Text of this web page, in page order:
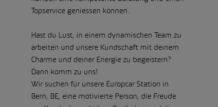
Topservice geniessen können.
Hast du Lust, in einem dynamischen Team zu
arbeiten und unsere Kundschaft mit deinem
Charme und deiner Energie zu begeistern?
Dann komm zu uns!
Wir suchen für unsere Europcar Station in
Bern, BE, eine motivierte Person, die Freude